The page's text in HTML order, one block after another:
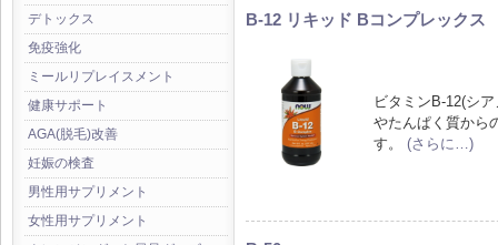
デトックス
免疫強化
ミールリプレイスメント
健康サポート
AGA(脱毛)改善
妊娠の検査
男性用サプリメント
女性用サプリメント
B-12 リキッド Bコンプレックス
ビタミンB-12(シ
やたんぱく質から
す。 (さらに…)